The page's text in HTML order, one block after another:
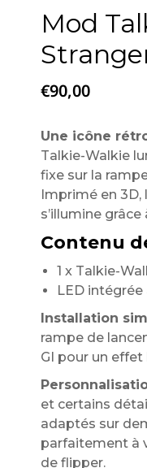
Mod
€90,00
Une icône
Talkie-Walkie
fixe sur la
Imprimé en 3D,
s’illumine grâce
Contenu
1 x Talkie-
LED intégrée
Installation
rampe de
GI pour un
et certains
adaptés sur
parfaitement à
de flipper.